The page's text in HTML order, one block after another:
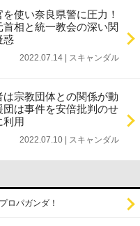
使い奈良県警に圧力！
相と統一教会の深い関
惑
2022.07.14 | スキャンダル
宗教団体との関係が動
は事件を安倍批判のせ
利用
2022.07.10 | スキャンダル
ロパガンダ！